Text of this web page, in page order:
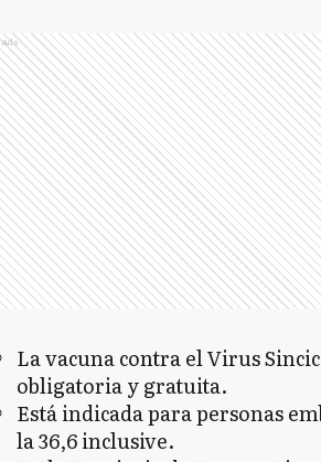
Ads
La vacuna contra el Virus
obligatoria y gratuita.
Está indicada para personas
la 36,6 inclusive.